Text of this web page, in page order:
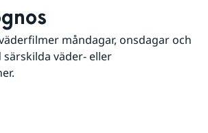
måndagar, onsdagar och
särskilda väder- eller